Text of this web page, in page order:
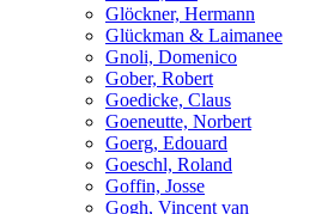
Glöckner, Hermann
Glückman & Laimanee
Gnoli, Domenico
Gober, Robert
Goedicke, Claus
Goeneutte, Norbert
Goerg, Edouard
Goeschl, Roland
Goffin, Josse
Gogh, Vincent van